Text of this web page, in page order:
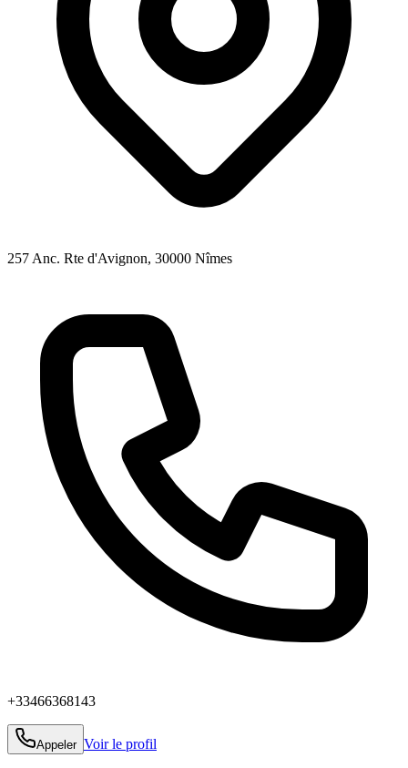
257 Anc. Rte d'Avignon, 30000 Nîmes
+33466368143
Appeler Voir le profil